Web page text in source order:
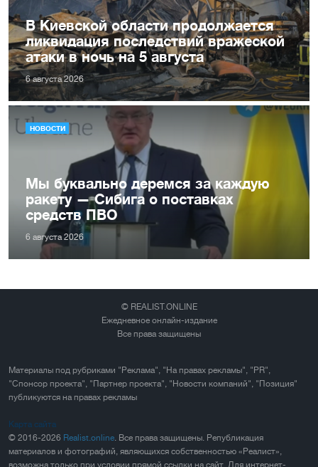
В Киевской области продолжается
ликвидация последствий вражеской
атаки в ночь на 5 августа
6 августа 2026
НОВОСТИ
Мы буквально деремся за каждую
ракету — Сибига о поставках
средств ПВО
6 августа 2026
© REALIST.ONLINE
Ежедневное онлайн-издание
Все права защищены
Материалы под рубриками "Реклама", "На правах рекламы", "PR",
"Спонсор проекта", "Партнер проекта", "Новости компаний", "Позиция"
публикуются на правах рекламы
Карта сайта
© 2016-2026 Realist.online . Все права защищены. Републикация
материалов и фотографий, являющихся собственностью «Реалист»,
возможна только при условии прямой ссылки на сайт. Для интернет-